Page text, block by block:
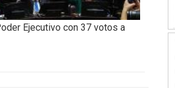
Ejecutivo con 37 votos a